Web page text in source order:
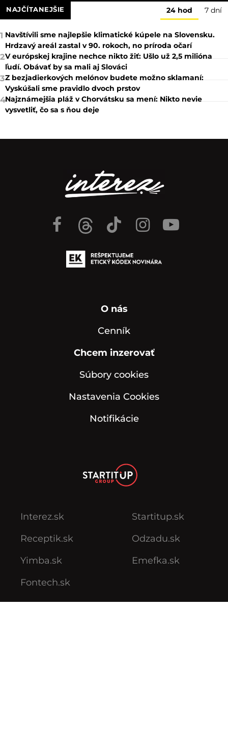
NAJČÍTANEJŠIE 24 hod 7 dní
1 Navštívili sme najlepšie klimatické kúpele na Slovensku.
Hrdzavý areál zastal v 90. rokoch, no príroda očarí
2V európskej krajine nechce nikto žiť: Ušlo už 2,5 milióna
ľudí. Obávať by sa mali aj Slováci
3Z bezjadierkových melónov budete možno sklamaní:
Vyskúšali sme pravidlo dvoch prstov
4Najznámejšia pláž v Chorvátsku sa mení: Nikto nevie
vysvetliť, čo sa s ňou deje
O nás
Cenník
Chcem inzerovať
Súbory cookies
Nastavenia Cookies
Notifikácie
Interez.sk
Receptik.sk
Yimba.sk
Fontech.sk
Startitup.sk
Odzadu.sk
Emefka.sk